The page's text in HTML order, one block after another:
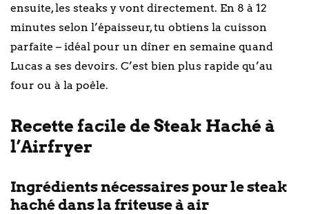
ensuite, les steaks y vont directement. En 8 à 12
minutes selon l’épaisseur, tu obtiens la cuisson
parfaite – idéal pour un dîner en semaine quand
Lucas a ses devoirs. C’est bien plus rapide qu’au
four ou à la poêle.
Recette facile de Steak Haché à
l’Airfryer
Ingrédients nécessaires pour le steak
haché dans la friteuse à air